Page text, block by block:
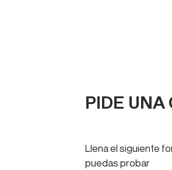
PIDE UNA
Llena el siguiente
puedas probar